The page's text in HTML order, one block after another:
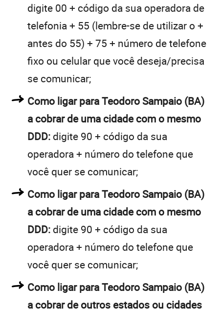
digite 00 + código da sua operadora de
telefonia + 55 (lembre-se de utilizar o +
antes do 55) + 75 + número de telefone
fixo ou celular que você deseja/precisa
se comunicar;
Como ligar para Teodoro Sampaio (BA)
a cobrar de uma cidade com o mesmo
DDD: digite 90 + código da sua
operadora + número do telefone que
você quer se comunicar;
Como ligar para Teodoro Sampaio (BA)
a cobrar de uma cidade com o mesmo
DDD: digite 90 + código da sua
operadora + número do telefone que
você quer se comunicar;
Como ligar para Teodoro Sampaio (BA)
a cobrar de outros estados ou cidades